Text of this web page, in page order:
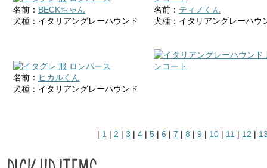
名前： BECKちゃん
犬種：イタリアングレーハウンド
名前： ティノくん
犬種：イタリアングレーハウ
名前： ヒカルくん
犬種：イタリアングレーハウンド
| 1 | 2 | 3 | 4 | 5 | 6 | 7 | 8 | 9 | 10 | 11 | 12 |